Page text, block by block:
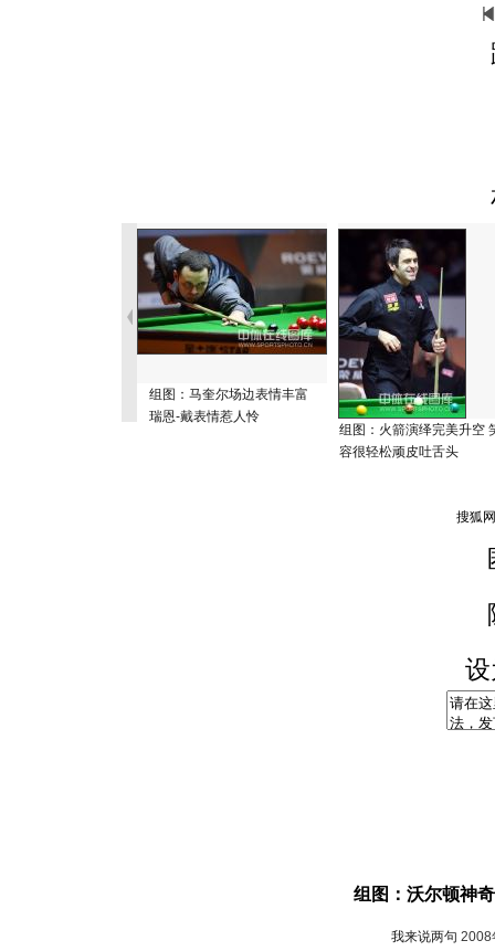
组图：马奎尔场边表情丰富
瑞恩-戴表情惹人怜
组图：火箭演绎完美升空
容很轻松顽皮吐舌头
组图：沃尔顿神
我来说两句 2008